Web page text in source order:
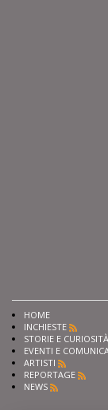
HOME
INCHIESTE
STORIE E CURIOSITÀ
EVENTI E
ARTISTI
REPORTAGE
NEWS